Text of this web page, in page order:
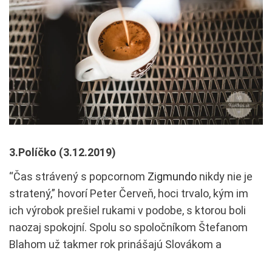
3.Políčko (3.12.2019)
“Čas strávený s popcornom Zigmundo nikdy nie je
stratený,” hovorí Peter Červeň, hoci trvalo, kým im
ich výrobok prešiel rukami v podobe, s ktorou boli
naozaj spokojní. Spolu so spoločníkom Štefanom
Blahom už takmer rok prinášajú Slovákom a